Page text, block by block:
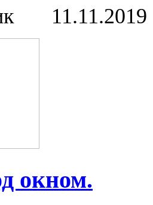
11.11.2019
окном.